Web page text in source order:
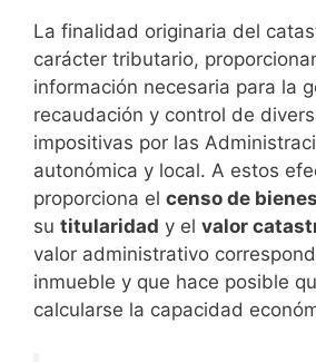
La finalidad originaria del
carácter tributario,
información necesaria para la
recaudación y control de
impositivas por las
autonómica y local. A estos
proporciona el censo de
su titularidad y el valor
valor administrativo
inmueble y que hace posible
calcularse la capacidad